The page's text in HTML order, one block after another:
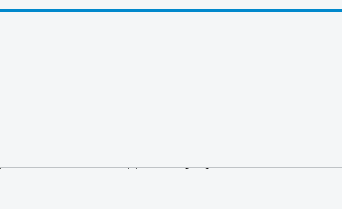
как то.......
Григ им гутарит так ловко; но, чтобы